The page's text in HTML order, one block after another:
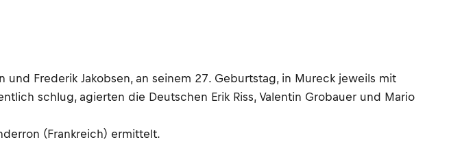
Frederik Jakobsen, an seinem 27. Geburtstag, in Mureck jeweils mit
schlug, agierten die Deutschen Erik Riss, Valentin Grobauer und Mario
(Frankreich) ermittelt.